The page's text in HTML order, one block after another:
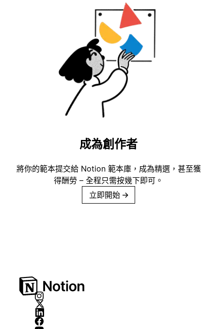
成為創作者
將你的範本提交給 Notion 範本庫，成為精選，甚至獲
得酬勞 – 全程只需按幾下即可。
立即開始 →